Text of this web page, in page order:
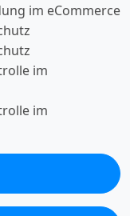
im eCommerce
im
im